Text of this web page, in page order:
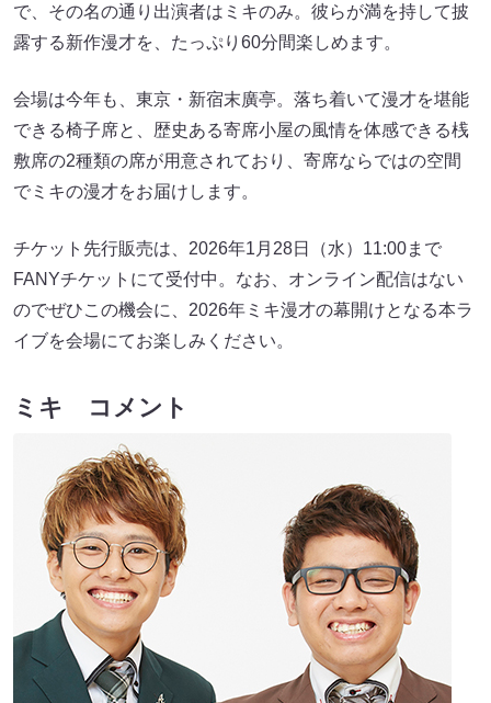
で、その名の通り出演者はミキのみ。彼らが満を持して披
露する新作漫才を、たっぷり60分間楽しめます。
会場は今年も、東京・新宿末廣亭。落ち着いて漫才を堪能
できる椅子席と、歴史ある寄席小屋の風情を体感できる桟
敷席の2種類の席が用意されており、寄席ならではの空間
でミキの漫才をお届けします。
チケット先行販売は、2026年1月28日（水）11:00まで
FANYチケットにて受付中。なお、オンライン配信はない
のでぜひこの機会に、2026年ミキ漫才の幕開けとなる本ラ
イブを会場にてお楽しみください。
ミキ コメント